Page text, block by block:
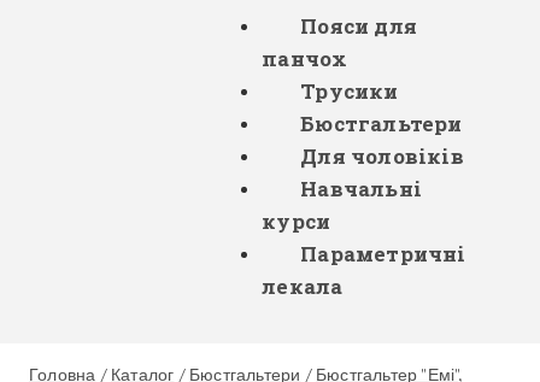
Пояси для
панчох
Трусики
Бюстгальтери
Для чоловіків
Навчальні
курси
Параметричні
лекала
Головна / Каталог / Бюстгальтери / Бюстгальтер "Емі",